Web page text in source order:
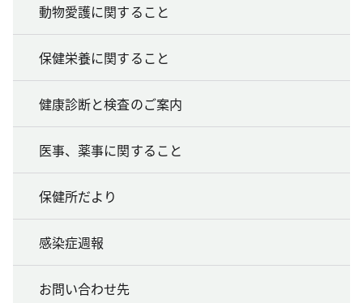
動物愛護に関すること
保健栄養に関すること
健康診断と検査のご案内
医事、薬事に関すること
保健所だより
感染症週報
お問い合わせ先